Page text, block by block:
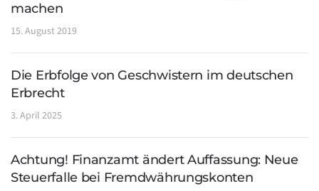
machen
15. August 2019
Die Erbfolge von Geschwistern im deutschen
Erbrecht
3. April 2025
Achtung! Finanzamt ändert Auffassung: Neue
Steuerfalle bei Fremdwährungskonten